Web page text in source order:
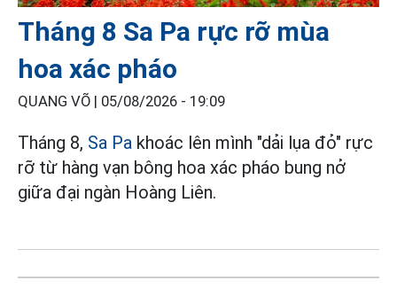
Tháng 8 Sa Pa rực rỡ mùa
hoa xác pháo
QUANG VÕ | 05/08/2026 - 19:09
Tháng 8, Sa Pa khoác lên mình "dải lụa đỏ" rực
rỡ từ hàng vạn bông hoa xác pháo bung nở
giữa đại ngàn Hoàng Liên.